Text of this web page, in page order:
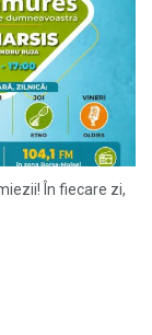
În fiecare zi,